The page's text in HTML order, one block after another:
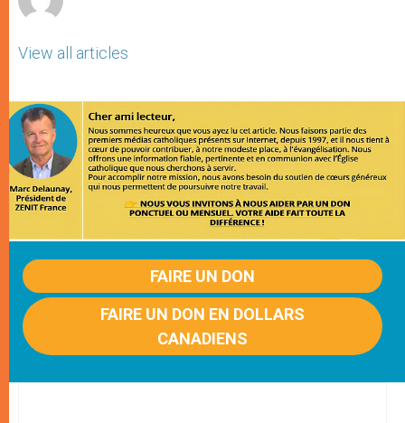
View all articles
FAIRE UN DON
FAIRE UN DON EN DOLLARS
CANADIENS